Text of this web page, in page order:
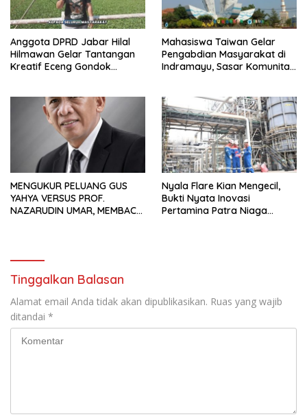
Anggota DPRD Jabar Hilal
Hilmawan Gelar Tantangan
Kreatif Eceng Gondok
Mahasiswa Taiwan Gelar
Pengabdian Masyarakat di
Indramayu, Sasar Komunitas
MENGUKUR PELUANG GUS
YAHYA VERSUS PROF.
NAZARUDIN UMAR, MEMBACA
Nyala Flare Kian Mengecil,
Bukti Nyata Inovasi
Pertamina Patra Niaga
Tinggalkan Balasan
Alamat email Anda tidak akan dipublikasikan. Ruas yang wajib
ditandai *